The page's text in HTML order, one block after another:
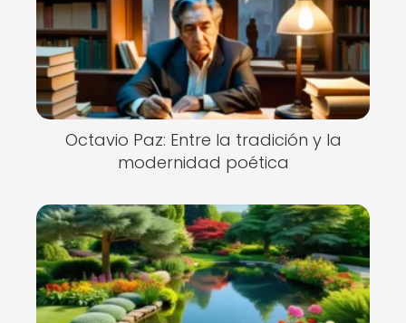
Octavio Paz: Entre la tradición y la
modernidad poética